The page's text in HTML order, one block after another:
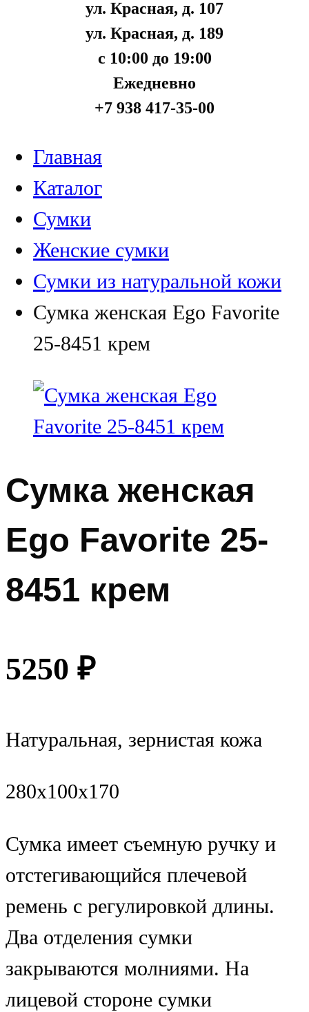
ул. Красная, д. 107
ул. Красная, д. 189
с 10:00 до 19:00
Ежедневно
+7 938 417-35-00
Главная
Каталог
Сумки
Женские сумки
Сумки из натуральной кожи
Сумка женская Ego Favorite
25-8451 крем
Сумка женская
Ego Favorite 25-
8451 крем
5250 ₽
Натуральная, зернистая кожа
280x100x170
Сумка имеет съемную ручку и
отстегивающийся плечевой
ремень с регулировкой длины.
Два отделения сумки
закрываются молниями. На
лицевой стороне сумки